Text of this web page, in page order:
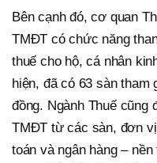
Bên cạnh đó, cơ quan
TMĐT có chức năng
thuế cho hộ, cá nhân
hiện, đã có 63 sàn
đồng. Ngành Thuế
TMĐT từ các sàn, đơn
toán và ngân hàng –